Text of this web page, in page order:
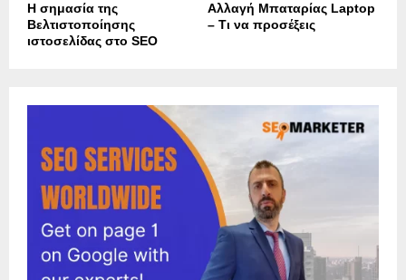
Η σημασία της
Βελτιστοποίησης
ιστοσελίδας στο SEO
Αλλαγή Μπαταρίας Laptop
– Τι να προσέξεις